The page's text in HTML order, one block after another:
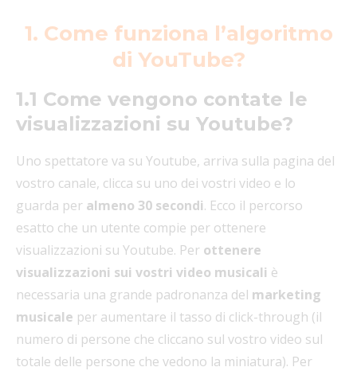
1. Come funziona l’algoritmo
di YouTube?
1.1 Come vengono contate le
visualizzazioni su Youtube?
Uno spettatore va su Youtube, arriva sulla pagina del
vostro canale, clicca su uno dei vostri video e lo
guarda per almeno 30 secondi. Ecco il percorso
esatto che un utente compie per ottenere
visualizzazioni su Youtube. Per ottenere
visualizzazioni sui vostri video musicali è
necessaria una grande padronanza del marketing
musicale per aumentare il tasso di click-through (il
numero di persone che cliccano sul vostro video sul
totale delle persone che vedono la miniatura). Per